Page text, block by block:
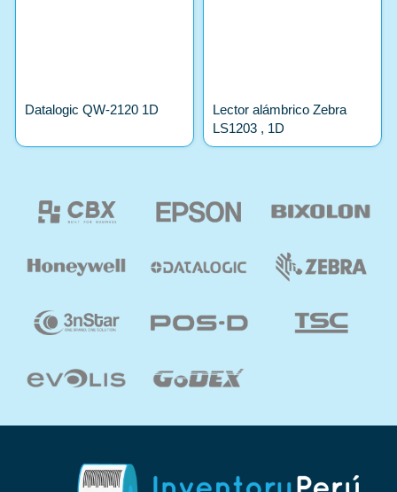
Datalogic QW-2120 1D
Lector alámbrico Zebra
LS1203 , 1D